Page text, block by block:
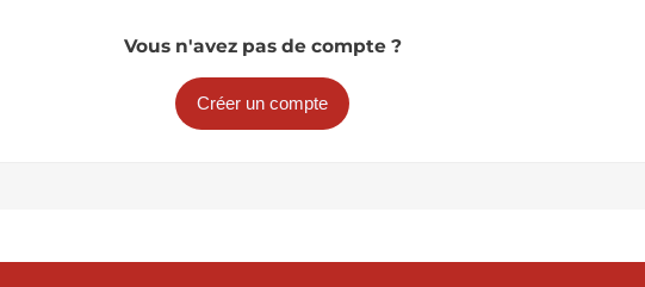
Vous n'avez pas de compte ?
Créer un compte